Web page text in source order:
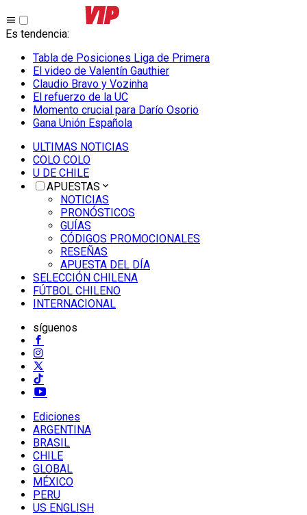
Es tendencia:
Tabla de Posiciones Liga de Primera
El video de Valentín Gauthier
Claudio Bravo y Vozinha
El refuerzo de la UC
Momento crucial para Darío Osorio
Gana Unión Española
ULTIMAS NOTICIAS
COLO COLO
U DE CHILE
APUESTAS
NOTICIAS
PRONÓSTICOS
GUÍAS
CÓDIGOS PROMOCIONALES
RESEÑAS
APUESTA DEL DÍA
SELECCIÓN CHILENA
FÚTBOL CHILENO
INTERNACIONAL
síguenos
Ediciones
ARGENTINA
BRASIL
CHILE
GLOBAL
MÉXICO
PERU
US ENGLISH